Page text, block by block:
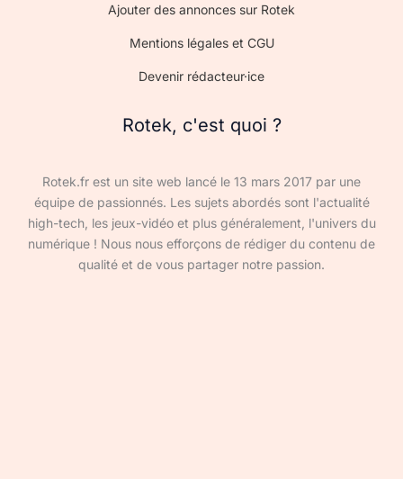
Ajouter des annonces sur Rotek
Mentions légales et CGU
Devenir rédacteur·ice
Rotek, c'est quoi ?
Rotek.fr est un site web lancé le 13 mars 2017 par une
équipe de passionnés. Les sujets abordés sont l'actualité
high-tech, les jeux-vidéo et plus généralement, l'univers du
numérique ! Nous nous efforçons de rédiger du contenu de
qualité et de vous partager notre passion.